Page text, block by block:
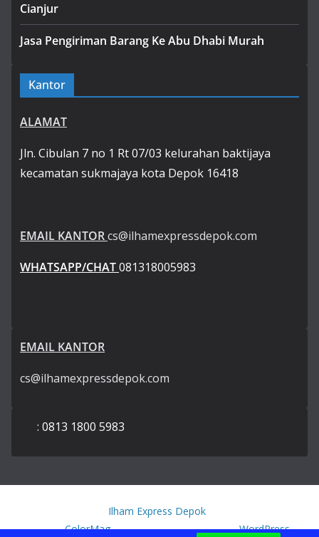
Cianjur
Jasa Pengiriman Barang Ke Abu Dhabi Murah
Kantor
ALAMAT
Jln. Cibulan 7 no 1 Rt 07/03 kelurahan baktijaya
kecamatan sukmajaya kota Depok 16418
EMAIL KANTORcs@ilhamexpressdepok.com
WHATSAPP/CHAT081318005983
EMAIL KANTOR
cs@ilhamexpressdepok.com
: 0813 1800 5983
Ilham Express Depok
Theme:ColorMagby ThemeGrill. Powered byWordPress.